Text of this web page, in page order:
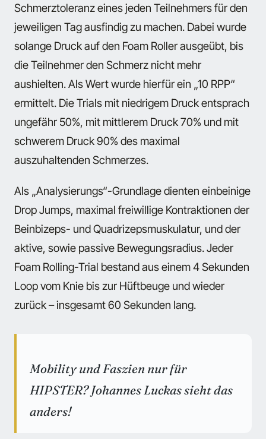
Schmerztoleranz eines jeden Teilnehmers für den
jeweiligen Tag ausfindig zu machen. Dabei wurde
solange Druck auf den Foam Roller ausgeübt, bis
die Teilnehmer den Schmerz nicht mehr
aushielten. Als Wert wurde hierfür ein „10 RPP“
ermittelt. Die Trials mit niedrigem Druck entsprach
ungefähr 50%, mit mittlerem Druck 70% und mit
schwerem Druck 90% des maximal
auszuhaltenden Schmerzes.
Als „Analysierungs“-Grundlage dienten einbeinige
Drop Jumps, maximal freiwillige Kontraktionen der
Beinbizeps- und Quadrizepsmuskulatur, und der
aktive, sowie passive Bewegungsradius. Jeder
Foam Rolling-Trial bestand aus einem 4 Sekunden
Loop vom Knie bis zur Hüftbeuge und wieder
zurück – insgesamt 60 Sekunden lang.
Mobility und Faszien nur für
HIPSTER? Johannes Luckas sieht das
anders!